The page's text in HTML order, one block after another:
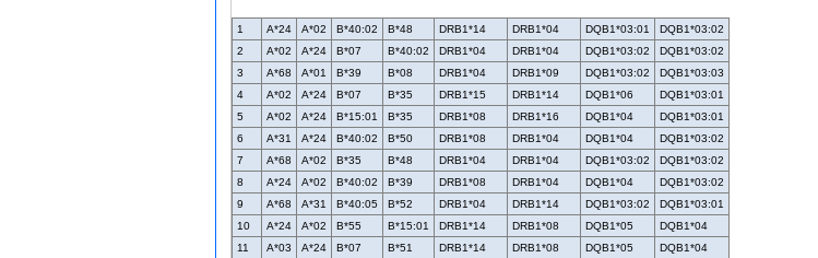
1 A*24 A*02 B*40:02 B*48 DRB1*14 DRB1*04 DQB1*03:01
DQB1*03:02
2
A*02 A*24 B*07 B*40:02 DRB1*04 DRB1*04 DQB1*03:02
DQB1*03:02
3
A*68 A*01 B*39 B*08 DRB1*04 DRB1*09 DQB1*03:02
DQB1*03:03
4
A*02 A*24 B*07 B*35 DRB1*15 DRB1*14 DQB1*06
DQB1*03:01
5
A*02 A*24 B*15:01 B*35 DRB1*08 DRB1*16 DQB1*04
DQB1*03:01
6
A*31 A*24 B*40:02 B*50 DRB1*08 DRB1*04 DQB1*04
DQB1*03:02
7
A*68 A*02 B*35 B*48 DRB1*04 DRB1*04 DQB1*03:02
DQB1*03:02
8
A*24 A*02 B*40:02 B*39 DRB1*08 DRB1*04 DQB1*04
DQB1*03:02
9
A*68 A*31 B*40:05 B*52 DRB1*04 DRB1*14 DQB1*03:02
DQB1*03:01
10
A*24 A*02 B*55 B*15:01 DRB1*14 DRB1*08 DQB1*05
DQB1*04
11
A*03 A*24 B*07 B*51 DRB1*14 DRB1*08 DQB1*05
DQB1*04